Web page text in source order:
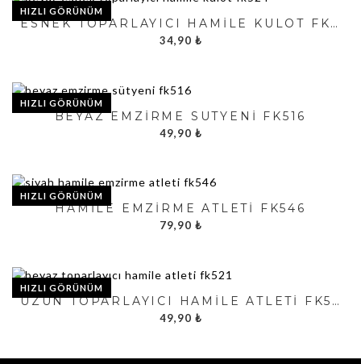
HIZLI GÖRÜNÜM
ESNEK TOPARLAYICI HAMILE KÜLOT FK524
34,90 ₺
HIZLI GÖRÜNÜM
BEYAZ EMZIRME SÜTYENI FK516
49,90 ₺
HIZLI GÖRÜNÜM
HAMILE EMZIRME ATLETI FK546
79,90 ₺
HIZLI GÖRÜNÜM
UZUN TOPARLAYICI HAMILE ATLETI FK521
49,90 ₺